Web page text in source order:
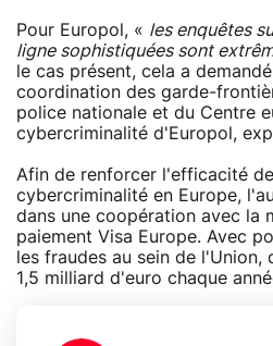
Pour Europol, « les enquêtes
ligne sophistiquées sont
le cas présent, cela a
coordination des garde-
police nationale et du Centre
cybercriminalité d'Europol,
Afin de renforcer l'efficacité
cybercriminalité en Europe,
dans une coopération avec la
paiement Visa Europe. Avec
les fraudes au sein de l'Union,
1,5 milliard d'euro chaque